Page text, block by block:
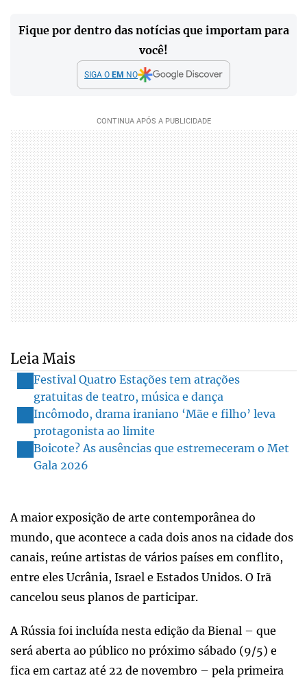
Fique por dentro das notícias que importam para
você!
SIGA O EM NO
Leia Mais
Festival Quatro Estações tem atrações
gratuitas de teatro, música e dança
Incômodo, drama iraniano ‘Mãe e filho’ leva
protagonista ao limite
Boicote? As ausências que estremeceram o Met
Gala 2026
A maior exposição de arte contemporânea do
mundo, que acontece a cada dois anos na cidade dos
canais, reúne artistas de vários países em conflito,
entre eles Ucrânia, Israel e Estados Unidos. O Irã
cancelou seus planos de participar.
A Rússia foi incluída nesta edição da Bienal – que
será aberta ao público no próximo sábado (9/5) e
fica em cartaz até 22 de novembro – pela primeira